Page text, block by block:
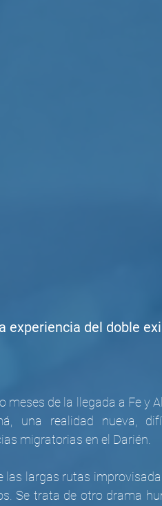
experiencia del doble
meses de la llegada a Fe y
una realidad nueva,
migratorias en el Darién.
las largas rutas
Se trata de otro drama